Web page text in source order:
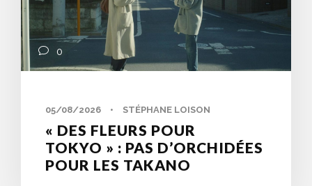
0
05/08/2026 • STÉPHANE LOISON
« DES FLEURS POUR
TOKYO » : PAS D’ORCHIDÉES
POUR LES TAKANO